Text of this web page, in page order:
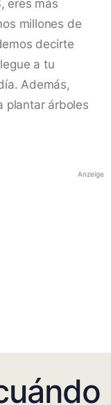
eres más
millones de
decirte
a tu
Además,
plantar árboles
Anzeige